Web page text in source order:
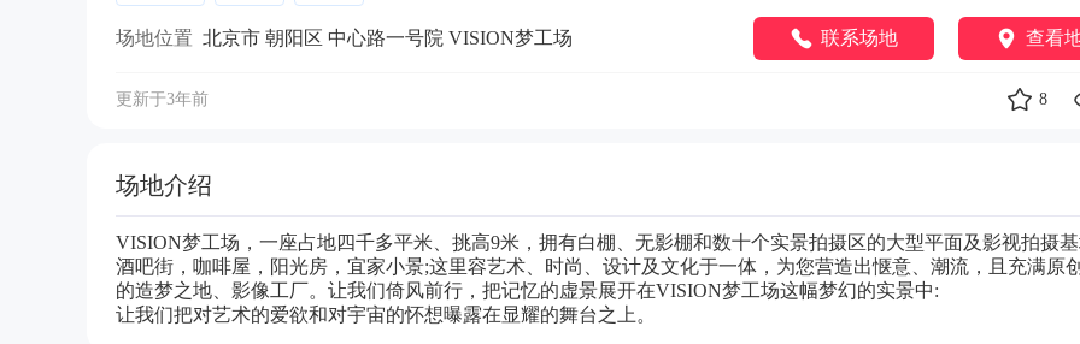
场地位置 北京市 朝阳区 中心路一号院 VISION梦工场 联系场地 查看
更新于3年前 8
场地介绍
VISION梦工场，一座占地四千多平米、挑高9米，拥有白棚、无影棚和数十个实景拍摄区的大型平面及影视拍摄
酒吧街，咖啡屋，阳光房，宜家小景;这里容艺术、时尚、设计及文化于一体，为您营造出惬意、潮流，且充满原
的造梦之地、影像工厂。让我们倚风前行，把记忆的虚景展开在VISION梦工场这幅梦幻的实景中:
让我们把对艺术的爱欲和对宇宙的怀想曝露在显耀的舞台之上。